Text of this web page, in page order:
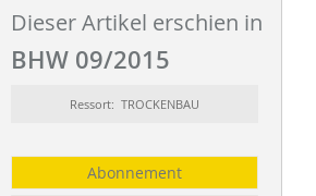
Dieser Artikel erschien in
BHW 09/2015
Ressort: TROCKENBAU
Abonnement